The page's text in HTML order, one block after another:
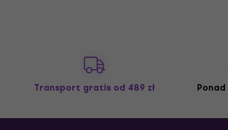
Transport gratis od 489 zł